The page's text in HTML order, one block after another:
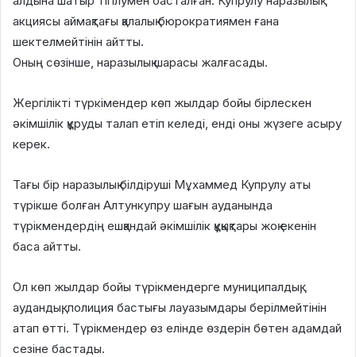
акциясы аймақтағы қалалық бюрократиямен ғана
шектелмейтінін айтты.
Оның сөзінше, наразылық шарасы жалғасады.
Жергілікті түркімендер көп жылдар бойы бірлескен
әкімшілік құруды талап етіп келеді, енді оны жүзеге асыру
керек.
Тағы бір наразылық білдіруші Мұхаммед Купрулу аты
түрікше болған Алтункупру шағын ауданында
түрікмендердің ешқандай әкімшілік құқықтары жоқ екенін
баса айтты.
Ол көп жылдар бойы түрікмендерге муниципалдық,
аудандық, полиция бастығы лауазымдары берілмейтінін
атап өтті. Түрікмендер өз елінде өздерін бөтен адамдай
сезіне бастады.